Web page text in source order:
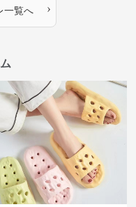
一覧へ ›